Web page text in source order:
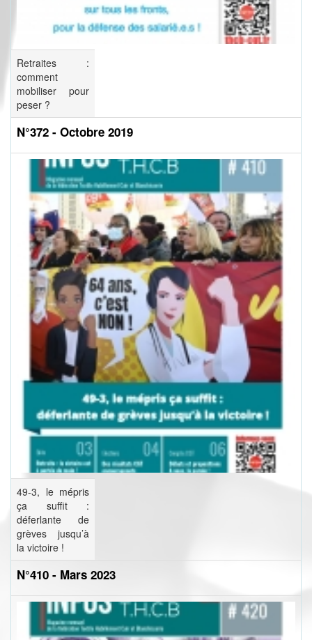
Retraites :
comment
mobiliser pour
peser ?
N°372 - Octobre 2019
49-3, le mépris
ça suffit :
déferlante de
grèves jusqu’à
la victoire !
N°410 - Mars 2023